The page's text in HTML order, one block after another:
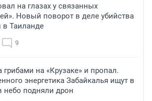
на глазах у связанных
Новый поворот в деле убийства
в Таиланде
9
грибами на «Крузаке» и пропал.
энергетика Забайкалья ищут в
небо подняли дрон